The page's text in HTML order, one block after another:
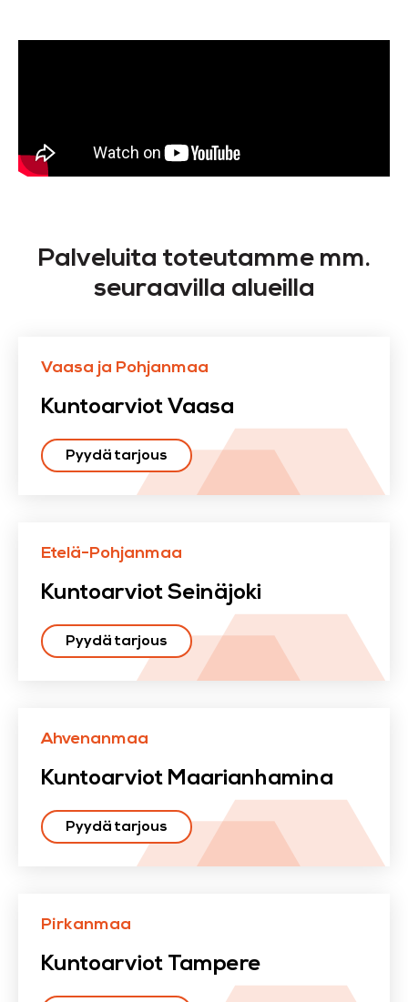
Palveluita toteutamme mm.
seuraavilla alueilla
Vaasa ja Pohjanmaa
Kuntoarviot Vaasa
Pyydä tarjous
Etelä-Pohjanmaa
Kuntoarviot Seinäjoki
Pyydä tarjous
Ahvenanmaa
Kuntoarviot Maarianhamina
Pyydä tarjous
Pirkanmaa
Kuntoarviot Tampere